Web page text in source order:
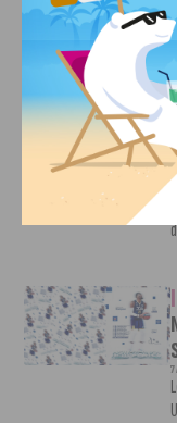
DFCO :
L’ARTISAN DE
7